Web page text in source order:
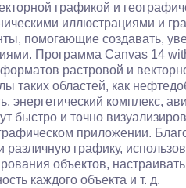
графикой и
иллюстрациями и
помогающие создавать,
Программа Canvas 14
растровой и
таких областей, как
комплекс,
быстро и точно
приложении.
графику,
объектов, настраивать
каждого объекта и т. д.